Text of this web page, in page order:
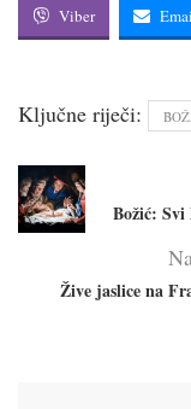
Viber
Ključne riječi:
Božić: Svi
Žive jaslice na